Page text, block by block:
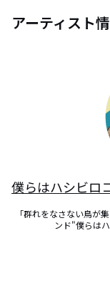
アーティスト
僕らはハシビロ
「群れをなさない鳥が
ンド"僕らは